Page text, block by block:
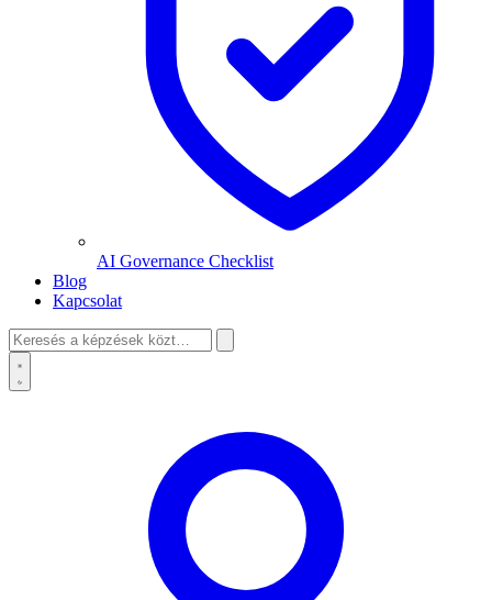
AI Governance Checklist
Blog
Kapcsolat